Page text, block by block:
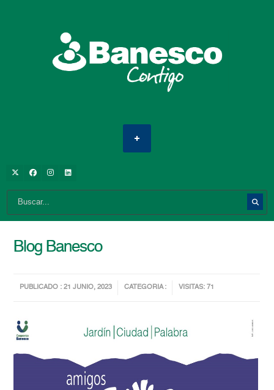
Blog Banesco
PUBLICADO : 21 JUNIO, 2023 CATEGORIA : VISITAS: 71